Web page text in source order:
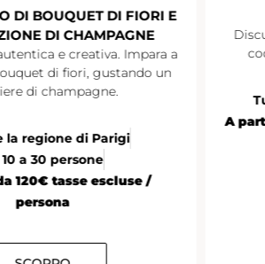
SUMMER PARTY
Discutere e fare networking davanti a un
cocktail estivo a base di champagne
Tutta la Francia
A partire da €35 tasse escluse / persona